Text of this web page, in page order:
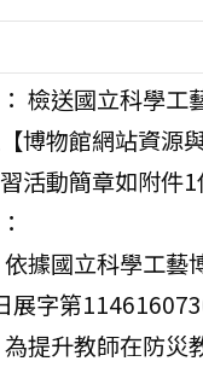
檢送國立科學工
博物館網站資源
活動簡章如附件1
依據國立科學工藝
展字第
為提升教師在防災